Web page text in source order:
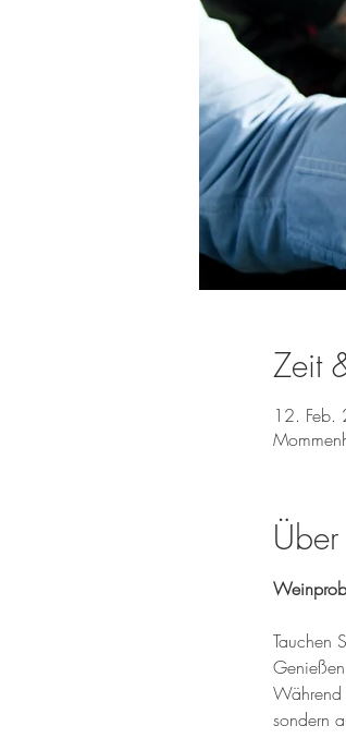
Zeit
12.
Tauchen
Während
sondern